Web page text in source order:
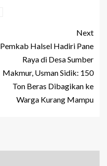
Next
Pemkab Halsel Hadiri Pane
Raya di Desa Sumber
Makmur, Usman Sidik: 150
Ton Beras Dibagikan ke
Warga Kurang Mampu